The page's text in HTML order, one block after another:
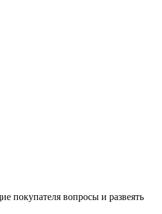
покупателя вопросы и развеять